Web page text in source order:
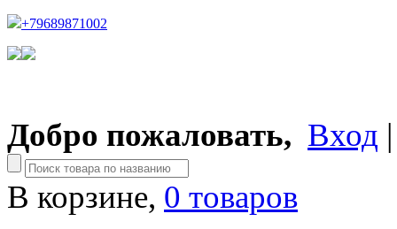
+79689871002
Добро пожаловать, Вход
В корзине, 0 товаров